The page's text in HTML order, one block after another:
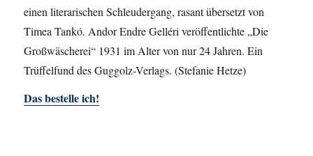
einen literarischen Schleudergang, rasant übersetzt von
Timea Tankó. Andor Endre Gelléri veröffentlichte „Die
Großwäscherei“ 1931 im Alter von nur 24 Jahren. Ein
Trüffelfund des Guggolz-Verlags. (Stefanie Hetze)
Das bestelle ich!